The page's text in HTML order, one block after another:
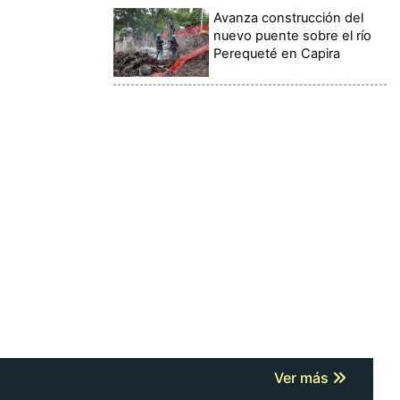
Avanza construcción del
nuevo puente sobre el río
Perequeté en Capira
Ver más